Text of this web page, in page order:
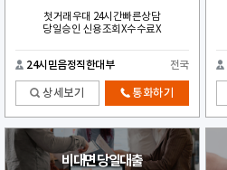
첫거래우대 24시간빠른상담
당일승인 신용조회X수수료X
24시믿음정직한대부 전국
상세보기 통화하기
비대면 당일대출